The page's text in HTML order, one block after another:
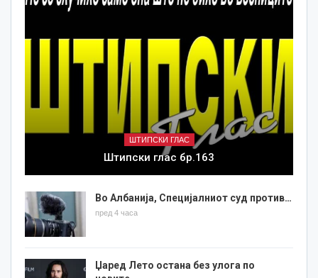
ШТИПСКИ ГЛАС
Штипски глас бр.163
Во Албанија, Специјалниот суд против…
пред 4 часа
Џаред Лето остана без улога по